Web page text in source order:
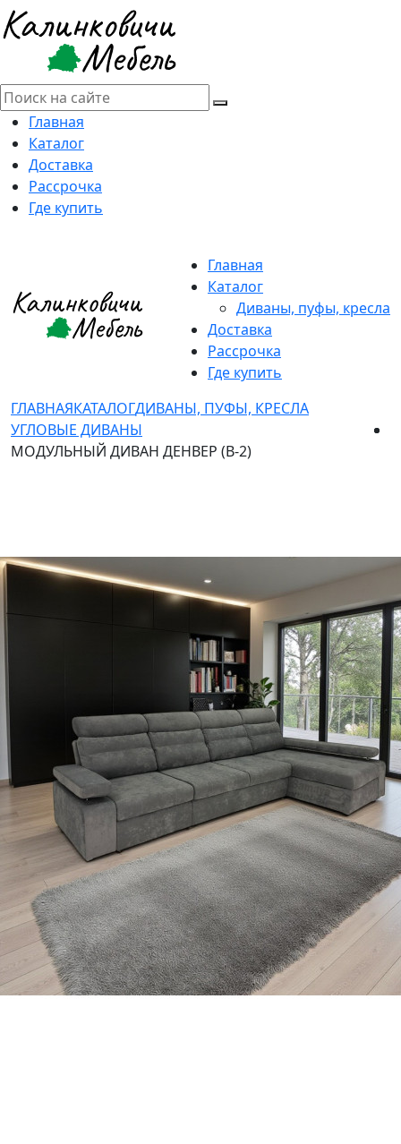
Главная
Каталог
Доставка
Рассрочка
Где купить
Главная
Каталог
Диваны, пуфы, кресла
Доставка
Рассрочка
Где купить
ГЛАВНАЯКАТАЛОГДИВАНЫ, ПУФЫ, КРЕСЛА
УГЛОВЫЕ ДИВАНЫ
МОДУЛЬНЫЙ ДИВАН ДЕНВЕР (В-2)